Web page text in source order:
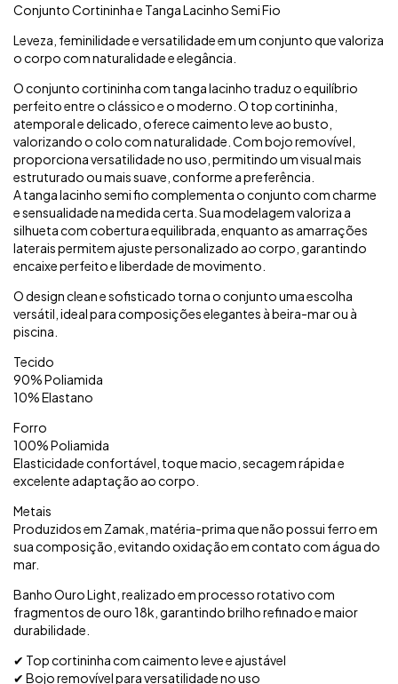
Conjunto Cortininha e Tanga Lacinho Semi Fio
Leveza, feminilidade e versatilidade em um conjunto que valoriza
o corpo com naturalidade e elegância.
O conjunto cortininha com tanga lacinho traduz o equilíbrio
perfeito entre o clássico e o moderno. O top cortininha,
atemporal e delicado, oferece caimento leve ao busto,
valorizando o colo com naturalidade. Com bojo removível,
proporciona versatilidade no uso, permitindo um visual mais
estruturado ou mais suave, conforme a preferência.
A tanga lacinho semi fio complementa o conjunto com charme
e sensualidade na medida certa. Sua modelagem valoriza a
silhueta com cobertura equilibrada, enquanto as amarrações
laterais permitem ajuste personalizado ao corpo, garantindo
encaixe perfeito e liberdade de movimento.
O design clean e sofisticado torna o conjunto uma escolha
versátil, ideal para composições elegantes à beira-mar ou à
piscina.
Tecido
90% Poliamida
10% Elastano
Forro
100% Poliamida
Elasticidade confortável, toque macio, secagem rápida e
excelente adaptação ao corpo.
Metais
Produzidos em Zamak, matéria-prima que não possui ferro em
sua composição, evitando oxidação em contato com água do
mar.
Banho Ouro Light, realizado em processo rotativo com
fragmentos de ouro 18k, garantindo brilho refinado e maior
durabilidade.
✔ Top cortininha com caimento leve e ajustável
✔ Bojo removível para versatilidade no uso